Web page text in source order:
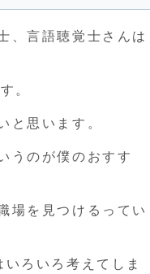
、言語聴覚士さんは
。
と思います。
うのが僕のおすす
場を見つけるってい
ろいろ考えてしま